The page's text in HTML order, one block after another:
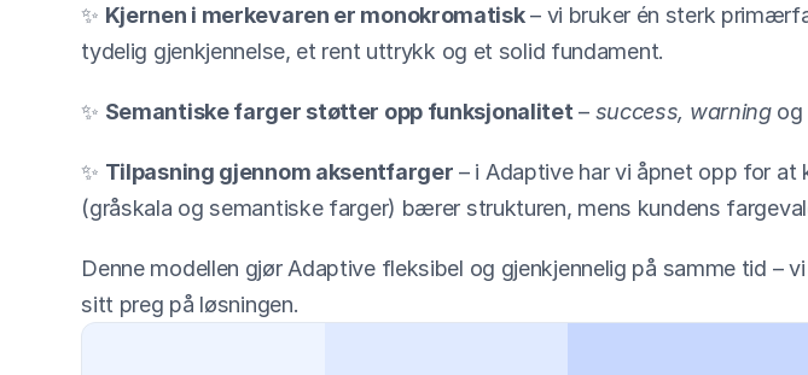
✨ Kjernen i merkevaren er monokromatisk – vi bruker én sterk
tydelig gjenkjennelse, et rent uttrykk og et solid fundament.
✨ Semantiske farger støtter opp funksjonalitet – success, warning og
✨ Tilpasning gjennom aksentfarger – i Adaptive har vi åpnet opp for
(gråskala og semantiske farger) bærer strukturen, mens kundens
Denne modellen gjør Adaptive fleksibel og gjenkjennelig på samme tid
sitt preg på løsningen.